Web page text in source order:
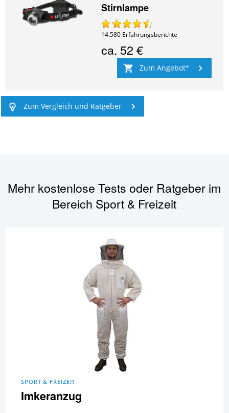
Stirnlampe
14.580 Erfahrungsberichte
ca. 52 €
Zum Angebot
Zum Vergleich und Ratgeber
Mehr kostenlose Tests oder Ratgeber im
Bereich Sport & Freizeit
SPORT & FREIZEIT
Imkeranzug